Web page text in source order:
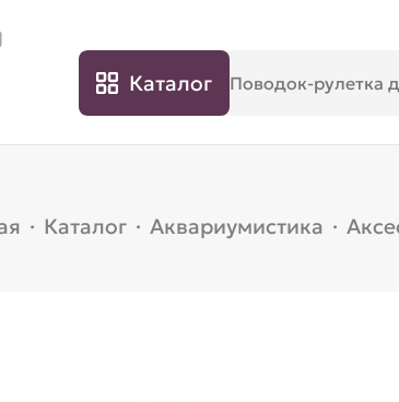
Каталог
· Каталог · Аквариумистика ·